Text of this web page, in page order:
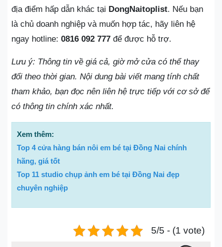
địa điểm hấp dẫn khác tại DongNaitoplist. Nếu bạn
là chủ doanh nghiệp và muốn hợp tác, hãy liên hệ
ngay hotline: 0816 092 777 để được hỗ trợ.
Lưu ý: Thông tin về giá cả, giờ mở cửa có thể thay
đổi theo thời gian. Nội dung bài viết mang tính chất
tham khảo, bạn đọc nên liên hệ trực tiếp với cơ sở để
có thông tin chính xác nhất.
Xem thêm:
Top 4 cửa hàng bán nôi em bé tại Đồng Nai chính
hãng, giá tốt
Top 11 studio chụp ảnh em bé tại Đồng Nai đẹp
chuyên nghiệp
5/5 - (1 vote)